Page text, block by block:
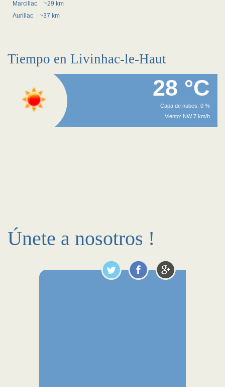
Marcillac
~29 km
Aurillac
~37 km
Tiempo en Livinhac-le-Haut
28 °C
Capa de nubes: 0 %
Viento: NW 7 km/h
Únete a nosotros !